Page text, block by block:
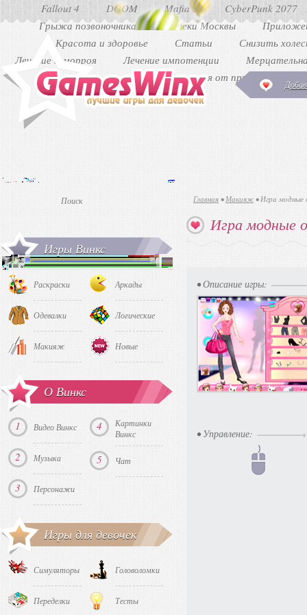
Fallout 4 DOOM Mafia 3
CyberPunk 2077
Грыжа позвоночника
Аптеки Москвы
Красота и здоровье
Статьи
Снизить
Лечение геморроя
Лечение импотенции
Как избавиться от прыщей
Главная • Макияж • Игра модные
Игра модные
• Описание игры:
• Управление:
Игры Винкс
Раскраски
Одевалки
Макияж
Аркады
Логические
Новые
О Винкс
1 Видео Винкс
2 Музыка
3 Персонажи
4
Картинки
Винкс
5 Чат
Игры для девочек
Симуляторы
Переделки
Головоломки
Тесты